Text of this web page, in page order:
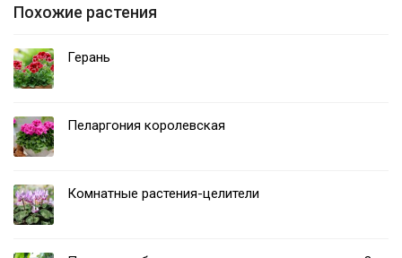
Похожие растения
Герань
Пеларгония королевская
Комнатные растения-целители